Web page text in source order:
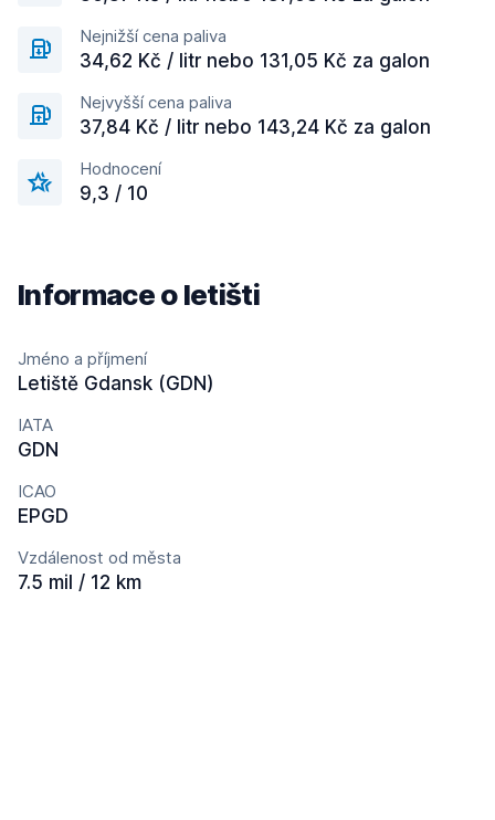
Nejnižší cena paliva
34,62 Kč / litr nebo 131,05 Kč za galon
Nejvyšší cena paliva
37,84 Kč / litr nebo 143,24 Kč za galon
Hodnocení
9,3 / 10
Informace o letišti
Jméno a příjmení
Letiště Gdansk (GDN)
IATA
GDN
ICAO
EPGD
Vzdálenost od města
7.5 mil / 12 km